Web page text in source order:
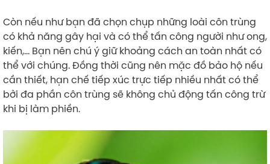
Còn nếu như bạn đã chọn chụp những loài côn trùng
có khả năng gây hại và có thể tấn công người như ong,
kiến,… Bạn nên chú ý giữ khoảng cách an toàn nhất có
thể với chúng. Đồng thời cũng nên mặc đồ bảo hộ nếu
cần thiết, hạn chế tiếp xúc trực tiếp nhiều nhất có thể
bởi đa phần côn trùng sẽ không chủ động tấn công trừ
khi bị làm phiền.